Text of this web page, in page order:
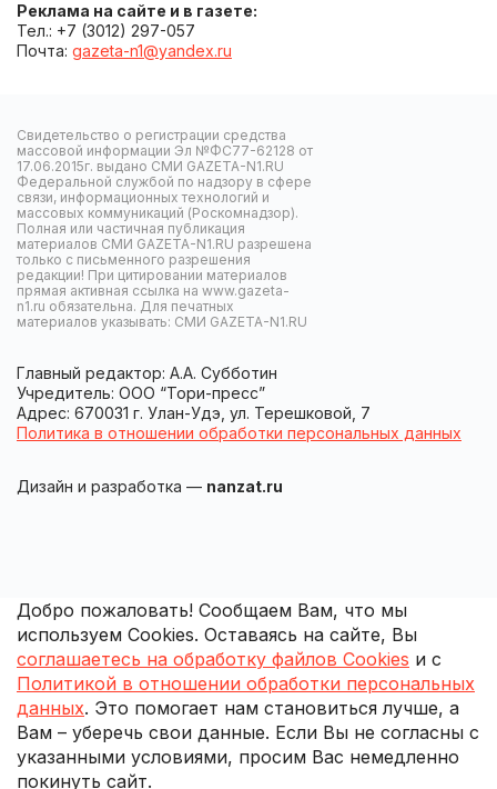
Реклама на сайте и в газете:
Тел.: +7 (3012) 297-057
Почта: gazeta-n1@yandex.ru
Свидетельство о регистрации средства
массовой информации Эл №ФС77-62128 от
17.06.2015г. выдано СМИ GAZETA-N1.RU
Федеральной службой по надзору в сфере
связи, информационных технологий и
массовых коммуникаций (Роскомнадзор).
Полная или частичная публикация
материалов СМИ GAZETA-N1.RU разрешена
только с письменного разрешения
редакции! При цитировании материалов
прямая активная ссылка на www.gazeta-
n1.ru обязательна. Для печатных
материалов указывать: СМИ GAZETA-N1.RU
Главный редактор: А.А. Субботин
Учредитель: ООО “Тори-пресс”
Адрес: 670031 г. Улан-Удэ, ул. Терешковой, 7
Политика в отношении обработки персональных данных
Дизайн и разработка — nanzat.ru
Добро пожаловать! Сообщаем Вам, что мы
используем Cookies. Оставаясь на сайте, Вы
соглашаетесь на обработку файлов Cookies и с
Политикой в отношении обработки персональных
данных. Это помогает нам становиться лучше, а
Вам – уберечь свои данные. Если Вы не согласны с
указанными условиями, просим Вас немедленно
покинуть сайт.